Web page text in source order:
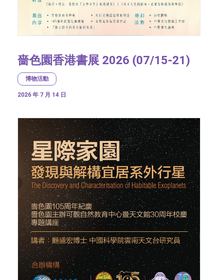
嗇色園香港書展 2026 (07/15-21)
博物活動
2026 年 7 月 14 日